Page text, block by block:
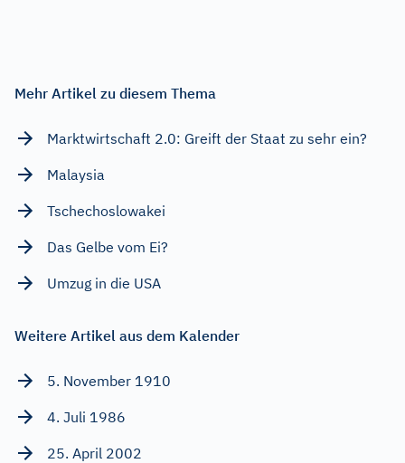
Mehr Artikel zu diesem Thema
Marktwirtschaft 2.0: Greift der Staat zu sehr ein?
Malaysia
Tschechoslowakei
Das Gelbe vom Ei?
Umzug in die USA
Weitere Artikel aus dem Kalender
5. November 1910
4. Juli 1986
25. April 2002